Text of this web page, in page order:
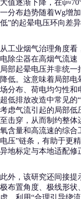
大值逐渐下降，在
一分布趋势随着Wg增
低”的起晕电压环向差异
从工业烟气治理角度
电除尘器在高烟气流速
局部起晕电压并非统
降低。这意味着局部
场分布、荷电均匀性和
超低排放改造中常见的
考虑气流引起的局部低
至击穿，从而制约整体
氧含量和高流速的综合
电压”链条，有助于更
异地标定与本地适配修
此外，该研究还间接
极布置角度、极线形状
虑，利用“合理引导绕